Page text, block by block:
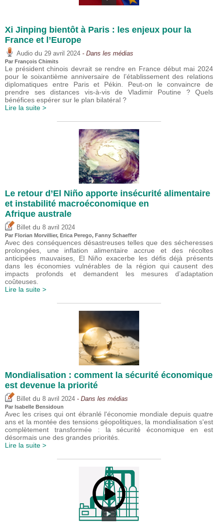
Xi Jinping bientôt à Paris : les enjeux pour la
France et l’Europe
Audio du 29 avril 2024 - Dans les médias
Par François Chimits
Le président chinois devrait se rendre en France début mai 2024
pour le soixantième anniversaire de l’établissement des relations
diplomatiques entre Paris et Pékin. Peut-on le convaincre de
prendre ses distances vis-à-vis de Vladimir Poutine ? Quels
bénéfices espérer sur le plan bilatéral ?
Lire la suite >
Le retour d’El Niño apporte insécurité alimentaire
et instabilité macroéconomique en
Afrique australe
Billet du 8 avril 2024
Par Florian Morvillier, Erica Perego, Fanny Schaeffer
Avec des conséquences désastreuses telles que des sécheresses
prolongées, une inflation alimentaire accrue et des récoltes
anticipées mauvaises, El Niño exacerbe les défis déjà présents
dans les économies vulnérables de la région qui causent des
impacts profonds et demandent les mesures d’adaptation
coûteuses.
Lire la suite >
Mondialisation : comment la sécurité économique
est devenue la priorité
Billet du 8 avril 2024 - Dans les médias
Par Isabelle Bensidoun
Avec les crises qui ont ébranlé l'économie mondiale depuis quatre
ans et la montée des tensions géopolitiques, la mondialisation s'est
complètement transformée : la sécurité économique en est
désormais une des grandes priorités.
Lire la suite >